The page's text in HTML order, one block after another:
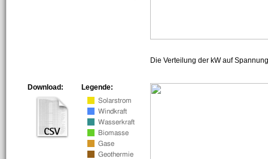
Die Verteilung der kW auf
Legende:
Download: